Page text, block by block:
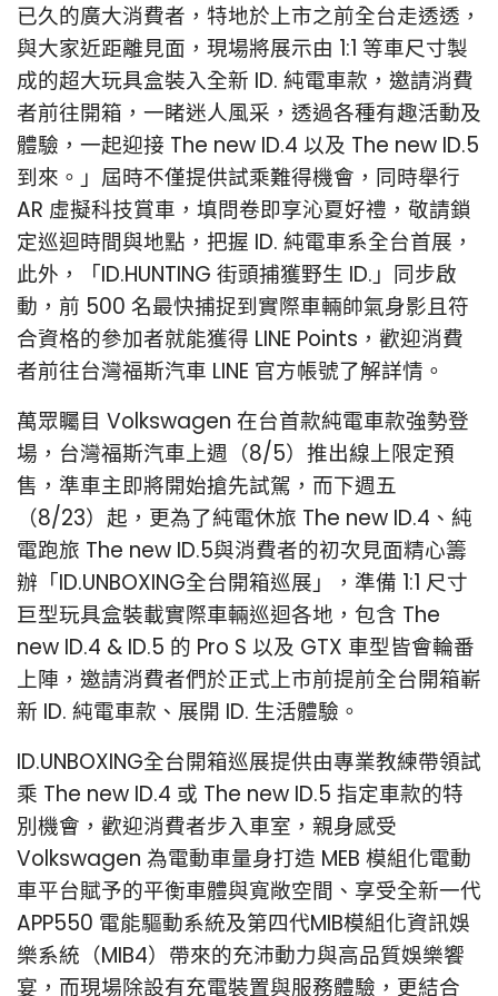
已久的廣大消費者，特地於上市之前全台走透透，
與大家近距離見面，現場將展示由 1:1 等車尺寸製
成的超大玩具盒裝入全新 ID. 純電車款，邀請消費
者前往開箱，一睹迷人風采，透過各種有趣活動及
體驗，一起迎接 The new ID.4 以及 The new ID.5
到來。」屆時不僅提供試乘難得機會，同時舉行
AR 虛擬科技賞車，填問卷即享沁夏好禮，敬請鎖
定巡迴時間與地點，把握 ID. 純電車系全台首展，
此外，「ID.HUNTING 街頭捕獲野生 ID.」同步啟
動，前 500 名最快捕捉到實際車輛帥氣身影且符
合資格的參加者就能獲得 LINE Points，歡迎消費
者前往台灣福斯汽車 LINE 官方帳號了解詳情。
萬眾矚目 Volkswagen 在台首款純電車款強勢登
場，台灣福斯汽車上週（8/5）推出線上限定預
售，準車主即將開始搶先試駕，而下週五
（8/23）起，更為了純電休旅 The new ID.4、純
電跑旅 The new ID.5與消費者的初次見面精心籌
辦「ID.UNBOXING全台開箱巡展」，準備 1:1 尺寸
巨型玩具盒裝載實際車輛巡迴各地，包含 The
new ID.4 & ID.5 的 Pro S 以及 GTX 車型皆會輪番
上陣，邀請消費者們於正式上市前提前全台開箱嶄
新 ID. 純電車款、展開 ID. 生活體驗。
ID.UNBOXING全台開箱巡展提供由專業教練帶領試
乘 The new ID.4 或 The new ID.5 指定車款的特
別機會，歡迎消費者步入車室，親身感受
Volkswagen 為電動車量身打造 MEB 模組化電動
車平台賦予的平衡車體與寬敞空間、享受全新一代
APP550 電能驅動系統及第四代MIB模組化資訊娛
樂系統（MIB4）帶來的充沛動力與高品質娛樂饗
宴，而現場除設有充電裝置與服務體驗，更結合